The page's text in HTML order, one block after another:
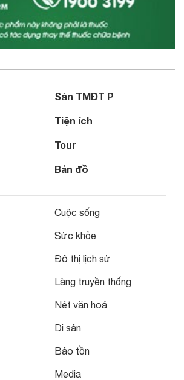
Sàn TMĐT P
Tiện ích
Tour
Bản đồ
Cuộc sống
Sức khỏe
Đô thị lịch sử
Làng truyền thống
Nét văn hoá
Di sản
Bảo tồn
Media